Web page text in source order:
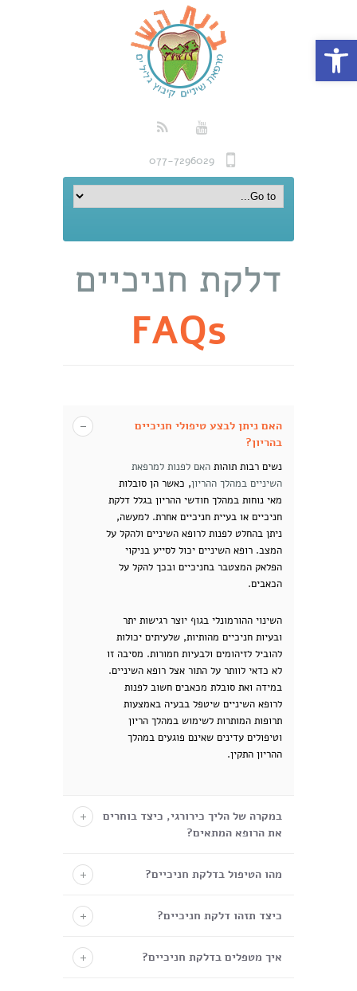
פתח סרגל נגישות
077-7296029
דלקת חניכיים
FAQs
האם ניתן לבצע טיפולי חניכיים
בהריון?
נשים רבות תוהות האם לפנות למרפאת
השיניים במהלך ההריון, כאשר הן סובלות
מאי נוחות במהלך חודשי ההריון בגלל דלקת
חניכיים או בעיית חניכיים אחרת. למעשה,
ניתן בהחלט לפנות לרופא השיניים ולהקל על
המצב. רופא השיניים יכול לסייע בניקוי
הפלאק המצטבר בחניכיים ובכך להקל על
הכאבים.
השינוי ההורמונלי בגוף יוצר רגישות יתר
ובעיות חניכיים מהותיות, שלעיתים יכולות
להוביל לזיהומים ולבעיות חמורות. מסיבה זו
לא כדאי לוותר על התור אצל רופא השיניים.
במידה ואת סובלת מכאבים חשוב לפנות
לרופא השיניים שיטפל בבעיה באמצעות
תרופות המותרות לשימוש במהלך הריון
וטיפולים עדינים שאינם פוגעים במהלך
ההריון התקין.
במקרה של הליך כירורגי, כיצד בוחרים
את הרופא המתאים?
מהו הטיפול בדלקת חניכיים?
כיצד תזהו דלקת חניכיים?
איך מטפלים בדלקת חניכיים?